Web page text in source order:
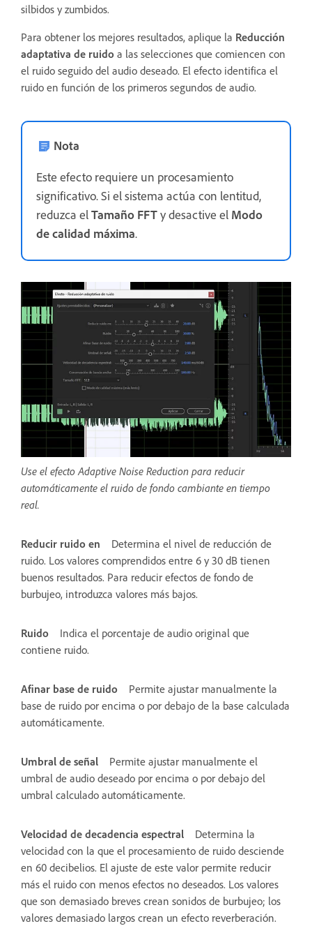
silbidos y zumbidos.
Para obtener los mejores resultados, aplique la Reducción
adaptativa de ruido a las selecciones que comiencen con
el ruido seguido del audio deseado. El efecto identifica el
ruido en función de los primeros segundos de audio.
Nota
Este efecto requiere un procesamiento
significativo. Si el sistema actúa con lentitud,
reduzca elTamaño FFTy desactive el Modo
de calidad máxima.
Use el efecto Adaptive Noise Reduction para reducir
automáticamente el ruido de fondo cambiante en tiempo
real.
Reducir ruido en
Determina el nivel de reducción de
ruido. Los valores comprendidos entre 6 y 30 dB tienen
buenos resultados. Para reducir efectos de fondo de
burbujeo, introduzca valores más bajos.
Ruido
Indica el porcentaje de audio original que
contiene ruido.
Afinar base de ruido
Permite ajustar manualmente la
base de ruido por encima o por debajo de la base calculada
automáticamente.
Umbral de señal
Permite ajustar manualmente el
umbral de audio deseado por encima o por debajo del
umbral calculado automáticamente.
Velocidad de decadencia espectral
Determina la
velocidad con la que el procesamiento de ruido desciende
en 60 decibelios. El ajuste de este valor permite reducir
más el ruido con menos efectos no deseados. Los valores
que son demasiado breves crean sonidos de burbujeo; los
valores demasiado largos crean un efecto reverberación.